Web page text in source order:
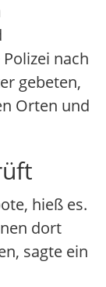
nach
gebeten,
Orten und
hieß es.
dort
sagte ein